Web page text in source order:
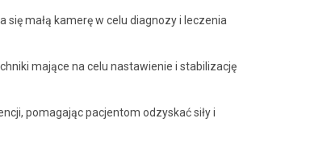
małą kamerę w celu diagnozy i leczenia
mające na celu nastawienie i stabilizację
pomagając pacjentom odzyskać siły i